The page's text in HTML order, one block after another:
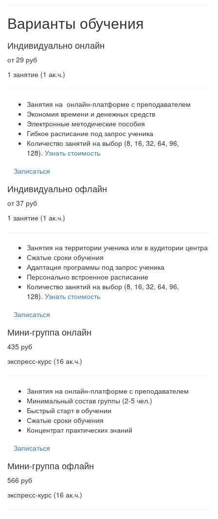
Варианты обучения
Индивидуально онлайн
от 29 руб
1 занятие (1 ак.ч.)
Занятия на онлайн-платформе с преподавателем
Экономия времени и денежных средств
Электронные методические пособия
Гибкое расписание под запрос ученика
Количество занятий на выбор (8, 16, 32, 64, 96,
128). Узнать стоимость
Записаться
Индивидуально офлайн
от 37 руб
1 занятие (1 ак.ч.)
Занятия на территории ученика или в аудитории центра
Сжатые сроки обучения
Адаптация программы под запрос ученика
Персонально встроенное расписание
Количество занятий на выбор (8, 16, 32, 64, 96,
128). Узнать стоимость
Записаться
Мини-группа онлайн
435 руб
экспресс-курс (16 ак.ч.)
Занятия на онлайн-платформе с преподавателем
Минимальный состав группы (2-5 чел.)
Быстрый старт в обучении
Сжатые сроки обучения
Концентрат практических знаний
Записаться
Мини-группа офлайн
566 руб
экспресс-курс (16 ак.ч.)